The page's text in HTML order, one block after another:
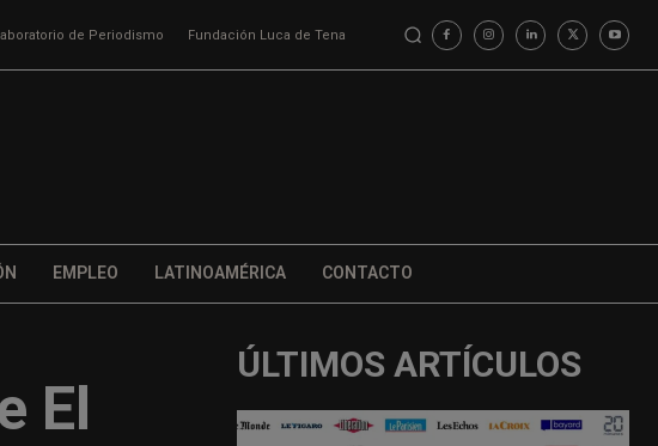
de Periodismo Fundación Luca de Tena
EMPLEO LATINOAMÉRICA CONTACTO
El
ÚLTIMOS ARTÍCULOS